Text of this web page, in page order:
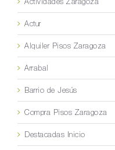
Actur
Alquiler Pisos Zaragoza
Arrabal
Barrio de Jesús
Compra Pisos Zaragoza
Destacadas Inicio